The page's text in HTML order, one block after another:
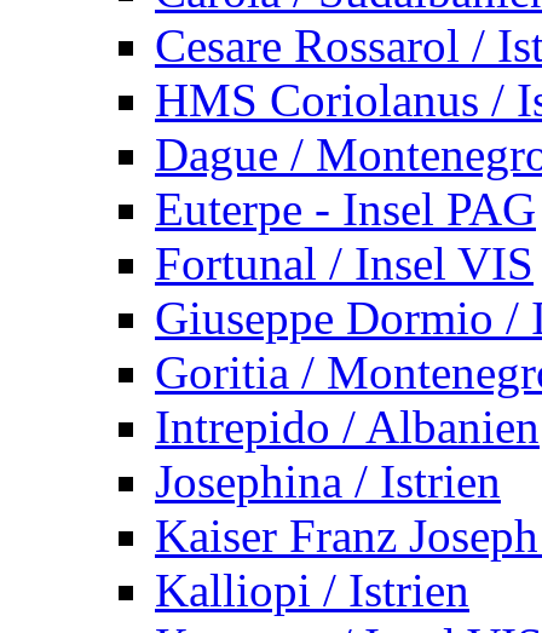
Cesare Rossarol /
HMS Coriolanus /
Dague /
Euterpe - Insel PAG
Fortunal / Insel VIS
Giuseppe Dormio /
Goritia /
Intrepido / Albanien
Josephina / Istrien
Kaiser Franz
Kalliopi / Istrien